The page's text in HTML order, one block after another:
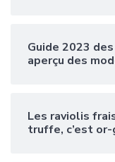
Guide 2023
aperçu des
Les raviolis
truffe, c’est or-